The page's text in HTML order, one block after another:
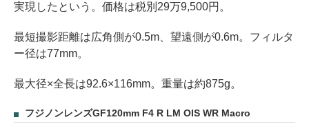
実現したという。価格は税別29万9,500円。
最短撮影距離は広角側が0.5m、望遠側が0.6m。フィルタ
ー径は77mm。
最大径×全長は92.6×116mm。重量は約875g。
フジノンレンズGF120mm F4 R LM OIS WR Macro